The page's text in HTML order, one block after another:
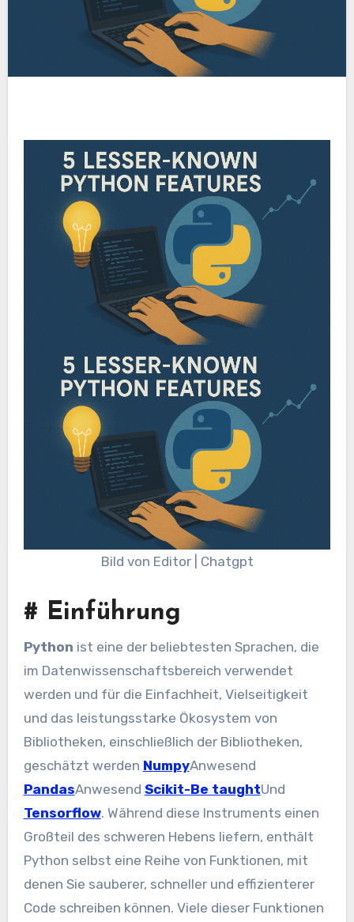
Bild von Editor | Chatgpt
# Einführung
Python ist eine der beliebtesten Sprachen, die
im Datenwissenschaftsbereich verwendet
werden und für die Einfachheit, Vielseitigkeit
und das leistungsstarke Ökosystem von
Bibliotheken, einschließlich der Bibliotheken,
geschätzt werden NumpyAnwesend
PandasAnwesend Scikit-Be taughtUnd
Tensorflow. Während diese Instruments einen
Großteil des schweren Hebens liefern, enthält
Python selbst eine Reihe von Funktionen, mit
denen Sie sauberer, schneller und effizienterer
Code schreiben können. Viele dieser Funktionen